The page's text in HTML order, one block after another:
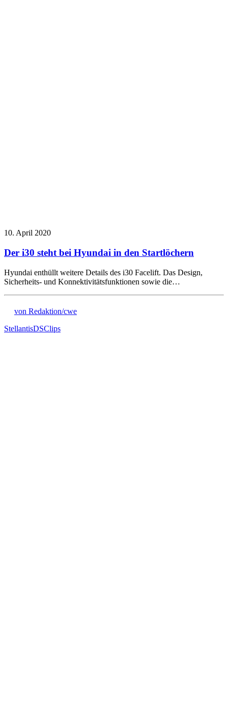
10. April 2020
Der i30 steht bei Hyundai in den Startlöchern
Hyundai enthüllt weitere Details des i30 Facelift. Das Design,
Sicherheits- und Konnektivitätsfunktionen sowie die…
von Redaktion/cwe
StellantisDSClips